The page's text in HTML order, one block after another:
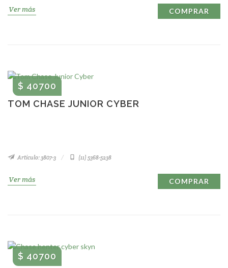
Ver más COMPRAR
TOM CHASE JUNIOR CYBER
$ 40700
Artículo: 3807-3 (11) 5368-5238
Ver más COMPRAR
$ 40700